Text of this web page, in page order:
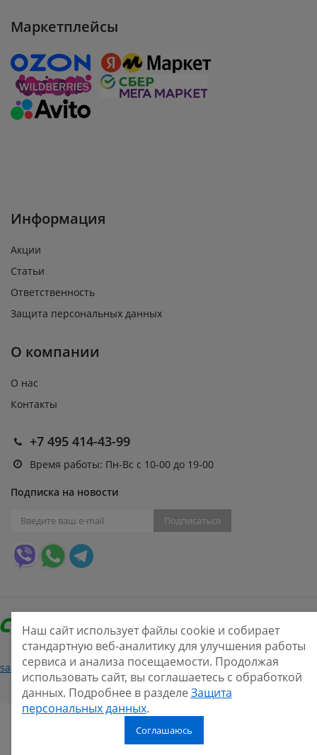
Маркетплейсы
Информация
Акции
Статьи
Ответственность
Защита персональных данных
О компании
О нас
Контакты
+7 495 414-43-99
Время работы: Пн-Вс с 10-00 до 19-00
Подписка на новости
Подписаться
sale@smarine.shop2026Нашли ошибку?
Наш сайт использует файлы cookie и собирает
стандартную веб-аналитику для улучшения работы
сервиса и анализа посещаемости. Продолжая
использовать сайт, вы соглашаетесь с обработкой
данных. Подробнее в разделе Защита
персональных данных.
Соглашаюсь